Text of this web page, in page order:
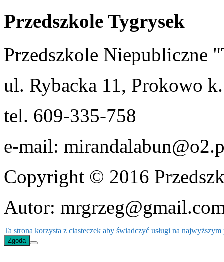
Przedszkole Tygrysek
Przedszkole Niepubliczne
ul. Rybacka 11, Prokowo
tel. 609-335-758
e-mail:
Copyright © 2016
Autor:
Ta strona korzysta z ciasteczek aby świadczyć usługi na
Zgoda